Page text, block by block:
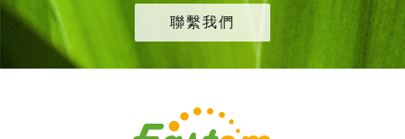
聯繫我們